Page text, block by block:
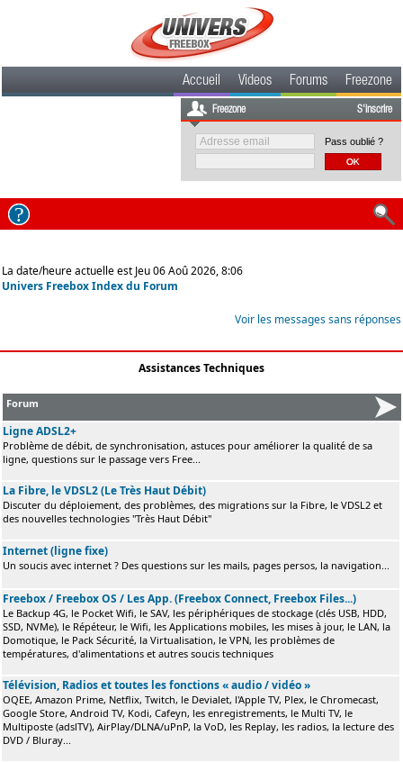
Accueil Videos Forums Freezone
Freezone S'inscrire
Pass oublié ?
La date/heure actuelle est Jeu 06 Aoû 2026, 8:06
Univers Freebox Index du Forum
Voir les messages sans réponses
Assistances Techniques
Forum
Ligne ADSL2+
Problème de débit, de synchronisation, astuces pour améliorer la qualité de sa
ligne, questions sur le passage vers Free...
La Fibre, le VDSL2 (Le Très Haut Débit)
Discuter du déploiement, des problèmes, des migrations sur la Fibre, le VDSL2 et
des nouvelles technologies "Très Haut Débit"
Internet (ligne fixe)
Un soucis avec internet ? Des questions sur les mails, pages persos, la navigation...
Freebox / Freebox OS / Les App. (Freebox Connect, Freebox Files...)
Le Backup 4G, le Pocket Wifi, le SAV, les périphériques de stockage (clés USB, HDD,
SSD, NVMe), le Répéteur, le Wifi, les Applications mobiles, les mises à jour, le LAN, la
Domotique, le Pack Sécurité, la Virtualisation, le VPN, les problèmes de
températures, d'alimentations et autres soucis techniques
Télévision, Radios et toutes les fonctions « audio / vidéo »
OQEE, Amazon Prime, Netflix, Twitch, le Devialet, l'Apple TV, Plex, le Chromecast,
Google Store, Android TV, Kodi, Cafeyn, les enregistrements, le Multi TV, le
Multiposte (adslTV), AirPlay/DLNA/uPnP, la VoD, les Replay, les radios, la lecture des
DVD / Bluray...